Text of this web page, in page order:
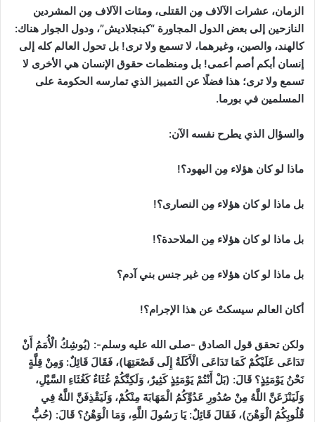
الزمان، عشرات الآلاف مِن القتلى، ومئات الآلاف مِن المشردين
النازحين إلى بعض الدول المجاورة “كبنجلاديش”، ودول الجوار هناك:
كالهند، والصين، وغيرهما، لا تسمع ولا ترى! بل تحول العالم كله إلى
إنسان أبكم أصم أعمى! بل ومنظمات حقوق الإنسان هي الأخرى لا
تسمع ولا ترى؛ هذا فضلًا عن التمييز الذي تمارسه الحكومة على
المسلمين في بورما.
والسؤال الذي يطرح نفسه الآن:
ماذا لو كان هؤلاء مِن اليهود؟!
بل ماذا لو كان هؤلاء مِن النصارى؟!
بل ماذا لو كان هؤلاء مِن الملاحدة؟!
بل ماذا لو كان هؤلاء مِن غير جنس بني آدم؟
أكان العالم سيسكتْ عن هذا الإجرام؟!
ولكن تحقق قول الصادق -صلى الله عليه وسلم-: (يُوشِكُ الْأُمَمُ أَنْ
تَدَاعَى عَلَيْكُمْ كَمَا تَدَاعَى الْأَكَلَةُ إِلَى قَصْعَتِهَا)، فَقَالَ قَائِلٌ: وَمِنْ قِلَّةٍ
نَحْنُ يَوْمَئِذٍ؟ قَالَ: (بَلْ أَنْتُمْ يَوْمَئِذٍ كَثِيرٌ، وَلَكِنَّكُمْ غُثَاءٌ كَغُثَاءِ السَّيْلِ،
وَلَيَنْزَعَنَّ اللَّهُ مِنْ صُدُورِ عَدُوِّكُمُ الْمَهَابَةَ مِنْكُمْ، وَلَيَقْذِفَنَّ اللَّهُ فِي
قُلُوبِكُمُ الْوَهْنَ)، فَقَالَ قَائِلٌ: يَا رَسُولَ اللَّهِ، وَمَا الْوَهْنُ؟ قَالَ: (حُبُّ